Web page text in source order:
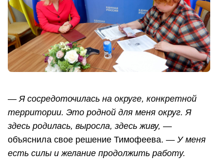
— Я сосредоточилась на округе, конкретной
территории. Это родной для меня округ. Я
здесь родилась, выросла, здесь живу, —
объяснила свое решение Тимофеева. — У меня
есть силы и желание продолжить работу.